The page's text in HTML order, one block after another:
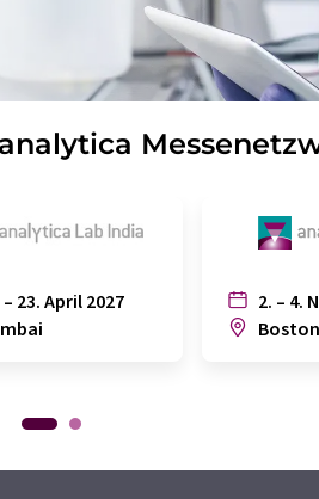
– 23. April 2027
2. – 4.
Boston